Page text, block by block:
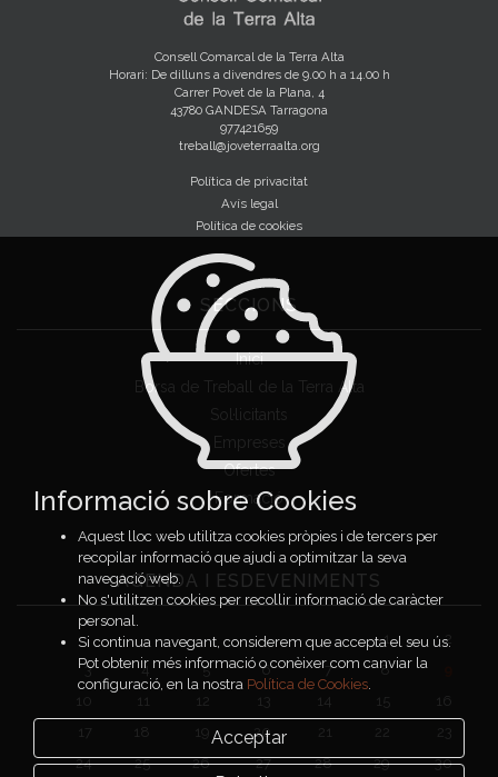
Consell Comarcal de la Terra Alta
Horari: De dilluns a divendres de 9.00 h a 14.00 h
Carrer Povet de la Plana, 4
43780 GANDESA Tarragona
977421659
treball@joveterraalta.org
Política de privacitat
Avís legal
Política de cookies
SECCIONS
Inici
Borsa de Treball de la Terra Alta
Sol·licitants
Empreses
Ofertes
Formació
AGENDA I ESDEVENIMENTS
1
2
3
4 5 6 7 8
10
11 12 13 14 15
16
17
18 19 20 21
23
24
25 26 27 28 29 30
Informació sobre Cookies
Aquest lloc web utilitza cookies pròpies i de tercers per
recopilar informació que ajudi a optimitzar la seva
navegació web.
No s'utilitzen cookies per recollir informació de caràcter
personal.
Si continua navegant, considerem que accepta el seu ús.
Pot obtenir més informació o conèixer com canviar la
configuració, en la nostra Política de Cookies.
Acceptar